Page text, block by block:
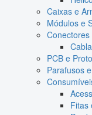
Caixas e
Módulos e
PCB e
Parafusos
Fitas